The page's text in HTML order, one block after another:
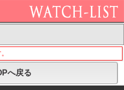
へ戻る